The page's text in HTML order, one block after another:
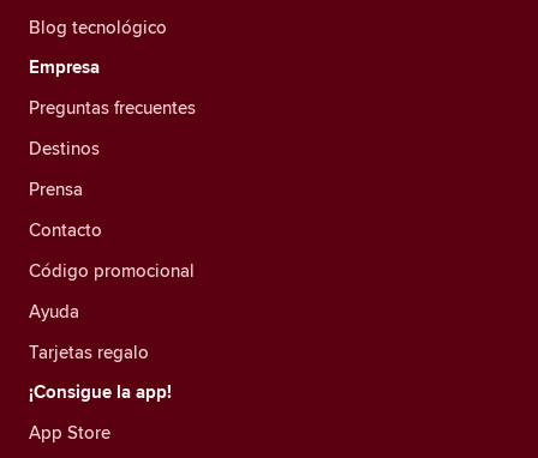
Blog tecnológico
Empresa
Preguntas frecuentes
Destinos
Prensa
Contacto
Código promocional
Ayuda
Tarjetas regalo
¡Consigue la app!
App Store